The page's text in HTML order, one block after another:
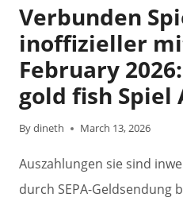
Verbunden
inoffizieller
February
gold fish Spiel
Bydineth March 13, 2026
Auszahlungen sie sind
durch SEPA-Geldsendung